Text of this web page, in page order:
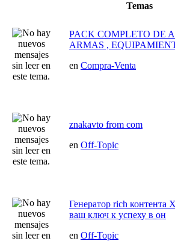
Temas
PACK COMPLETO DE
ARMAS ,
en Compra-Venta
znakavto from com
en Off-Topic
Генератор rich контента
ваш ключ к успеху в он
en Off-Topic